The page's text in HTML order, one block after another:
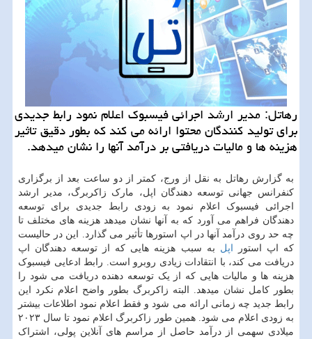
رهاتل: مدیر ارشد اجرائی فیسبوک اعلام نمود رابط جدیدی
برای تولید کنندگان محتوا ارائه می کند که بطور دقیق تاثیر
هزینه ها و مالیات دریافتی بر درآمد آنها را نشان میدهد.
به گزارش رهاتل به نقل از ورج، کمتر از دو ساعت بعد از برگزاری
کنفرانس جهانی توسعه دهندگان اپل، مارک زاکربرگ، مدیر ارشد
اجرائی فیسبوک اعلام نمود به زودی رابط جدیدی برای توسعه
دهندگان فراهم می آورد که به آنها نشان میدهد هزینه های مختلف تا
چه حد روی درآمد آنها در اپ استورها تأثیر می گذارد. این در حالیست
که اپ استور اپل به سبب هزینه هایی که از توسعه دهندگان اپ
دریافت می کند، با انتقادات زیادی روبرو است. رابط ادعایی فیسبوک
هزینه ها و مالیات هایی که از یک توسعه دهنده دریافت می شود را
بطور کامل نشان میدهد. البته زاکربرگ بطور واضح اعلام نکرد این
رابط جدید چه زمانی ارائه می شود و فقط اعلام نمود اطلاعات بیشتر
به زودی اعلام می شود. همین طور زاکربرگ اعلام نمود تا سال ۲۰۲۳
میلادی سهمی از درآمد حاصل از مراسم های آنلاین پولی، اشتراک